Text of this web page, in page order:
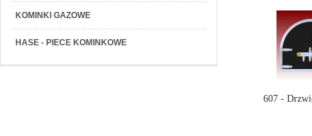
KOMINKI GAZOWE
HASE - PIECE KOMINKOWE
607 -